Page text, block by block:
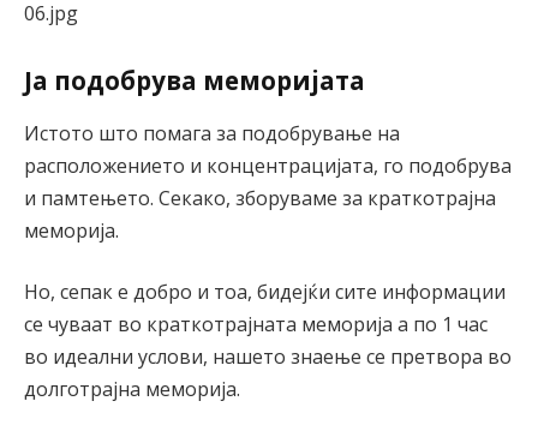
Ја подобрува меморијата
Истото што помага за подобрување на
расположението и концентрацијата, го подобрува
и памтењето. Секако, зборуваме за краткотрајна
меморија.
Но, сепак е добро и тоа, бидејќи сите информации
се чуваат во краткотрајната меморија а по 1 час
во идеални услови, нашето знаење се претвора во
долготрајна меморија.